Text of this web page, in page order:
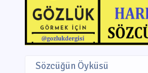
Sözcüğün Öyküsü